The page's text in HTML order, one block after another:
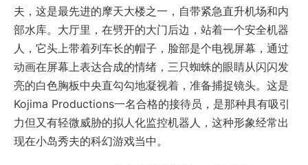
夫，这是最先进的摩天大楼之一，自带紧急直升机场和内
部水库。大厅里，在劈开的大门后边，站着一个安全机器
人，它头上带着列车长的帽子，脸部是个电视屏幕，通过
动画在屏幕上表达合成的情绪，三只蜘蛛的眼睛从闪闪发
亮的白色胸板中央直勾勾地凝视着，准备捕捉镜头。这是
Kojima Productions一名合格的接待员，是那种具有吸引
力但又有轻微威胁的拟人化监控机器人，这种形象经常出
现在小岛秀夫的科幻游戏当中。